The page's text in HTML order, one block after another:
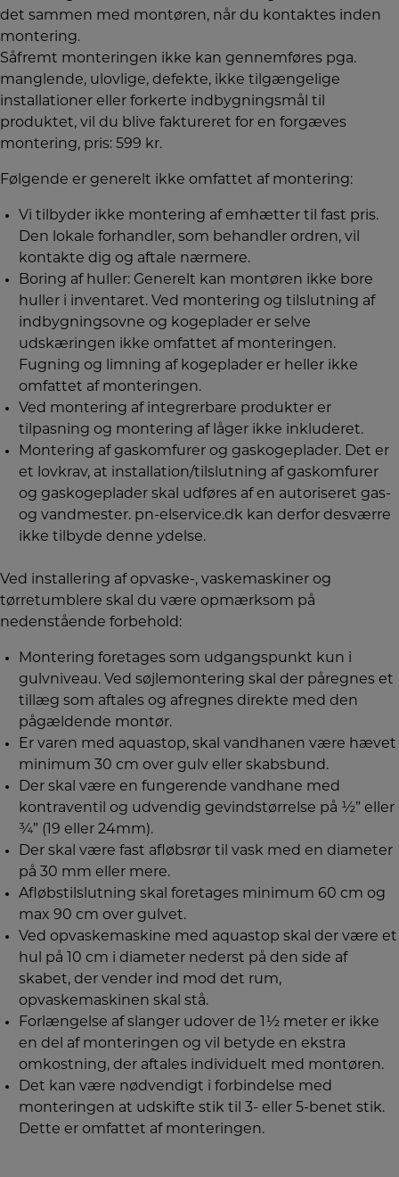
det sammen med montøren, når du kontaktes inden
montering.
Såfremt monteringen ikke kan gennemføres pga.
manglende, ulovlige, defekte, ikke tilgængelige
installationer eller forkerte indbygningsmål til
produktet, vil du blive faktureret for en forgæves
montering, pris: 599 kr.
Følgende er generelt ikke omfattet af montering:
Vi tilbyder ikke montering af emhætter til fast pris.
Den lokale forhandler, som behandler ordren, vil
kontakte dig og aftale nærmere.
Boring af huller: Generelt kan montøren ikke bore
huller i inventaret. Ved montering og tilslutning af
indbygningsovne og kogeplader er selve
udskæringen ikke omfattet af monteringen.
Fugning og limning af kogeplader er heller ikke
omfattet af monteringen.
Ved montering af integrerbare produkter er
tilpasning og montering af låger ikke inkluderet.
Montering af gaskomfurer og gaskogeplader. Det er
et lovkrav, at installation/tilslutning af gaskomfurer
og gaskogeplader skal udføres af en autoriseret gas-
og vandmester. pn-elservice.dk kan derfor desværre
ikke tilbyde denne ydelse.
Ved installering af opvaske-, vaskemaskiner og
tørretumblere skal du være opmærksom på
nedenstående forbehold:
Montering foretages som udgangspunkt kun i
gulvniveau. Ved søjlemontering skal der påregnes et
tillæg som aftales og afregnes direkte med den
pågældende montør.
Er varen med aquastop, skal vandhanen være hævet
minimum 30 cm over gulv eller skabsbund.
Der skal være en fungerende vandhane med
kontraventil og udvendig gevindstørrelse på ½” eller
¾” (19 eller 24mm).
Der skal være fast afløbsrør til vask med en diameter
på 30 mm eller mere.
Afløbstilslutning skal foretages minimum 60 cm og
max 90 cm over gulvet.
Ved opvaskemaskine med aquastop skal der være et
hul på 10 cm i diameter nederst på den side af
skabet, der vender ind mod det rum,
opvaskemaskinen skal stå.
Forlængelse af slanger udover de 1½ meter er ikke
en del af monteringen og vil betyde en ekstra
omkostning, der aftales individuelt med montøren.
Det kan være nødvendigt i forbindelse med
monteringen at udskifte stik til 3- eller 5-benet stik.
Dette er omfattet af monteringen.